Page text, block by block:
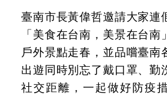
臺南市長黃偉哲邀請大家連
「美食在台南，美景在台南
戶外景點走春，並品嚐臺南
出遊同時別忘了戴口罩、勤
社交距離，一起做好防疫